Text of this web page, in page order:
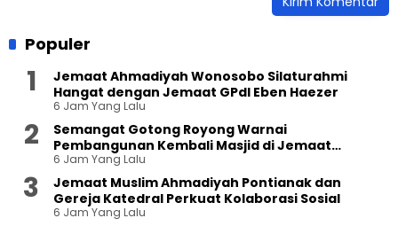
Populer
Jemaat Ahmadiyah Wonosobo Silaturahmi
Hangat dengan Jemaat GPdI Eben Haezer
6 Jam Yang Lalu
Semangat Gotong Royong Warnai
Pembangunan Kembali Masjid di Jemaat
Ahmadiyah Sukapura
6 Jam Yang Lalu
Jemaat Muslim Ahmadiyah Pontianak dan
Gereja Katedral Perkuat Kolaborasi Sosial
6 Jam Yang Lalu